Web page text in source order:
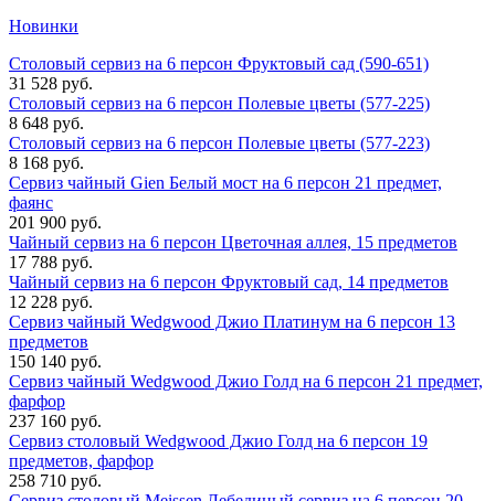
Новинки
Столовый сервиз на 6 персон Фруктовый сад (590-651)
31 528 руб.
Столовый сервиз на 6 персон Полевые цветы (577-225)
8 648 руб.
Столовый сервиз на 6 персон Полевые цветы (577-223)
8 168 руб.
Сервиз чайный Gien Белый мост на 6 персон 21 предмет,
фаянс
201 900 руб.
Чайный сервиз на 6 персон Цветочная аллея, 15 предметов
17 788 руб.
Чайный сервиз на 6 персон Фруктовый сад, 14 предметов
12 228 руб.
Сервиз чайный Wedgwood Джио Платинум на 6 персон 13
предметов
150 140 руб.
Сервиз чайный Wedgwood Джио Голд на 6 персон 21 предмет,
фарфор
237 160 руб.
Сервиз столовый Wedgwood Джио Голд на 6 персон 19
предметов, фарфор
258 710 руб.